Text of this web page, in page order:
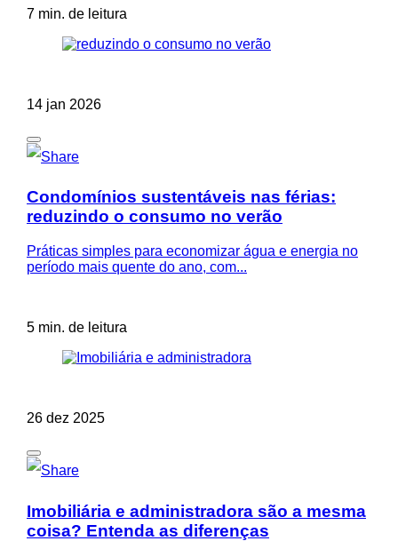
7 min. de leitura
14 jan 2026
Condomínios sustentáveis nas férias:
reduzindo o consumo no verão
Práticas simples para economizar água e energia no
período mais quente do ano, com...
5 min. de leitura
26 dez 2025
Imobiliária e administradora são a mesma
coisa? Entenda as diferenças